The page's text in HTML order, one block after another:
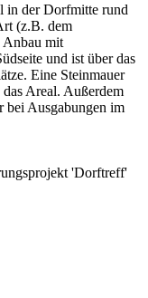
in der Dorfmitte rund
(z.B. dem
Anbau mit
und ist über das
Eine Steinmauer
Areal. Außerdem
bei Ausgabungen im
'Dorftreff'